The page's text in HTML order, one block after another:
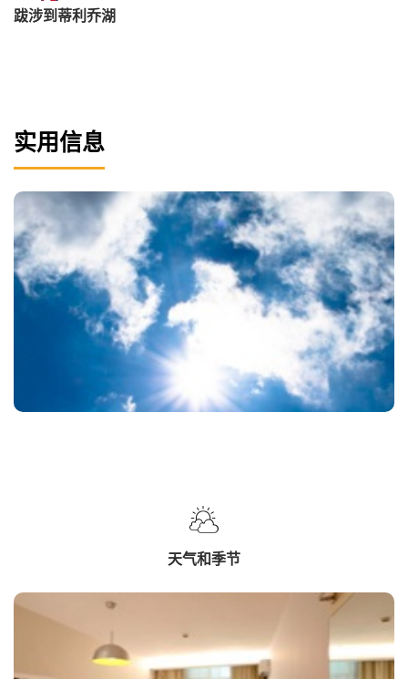
跋涉到蒂利乔湖
实用信息
天气和季节